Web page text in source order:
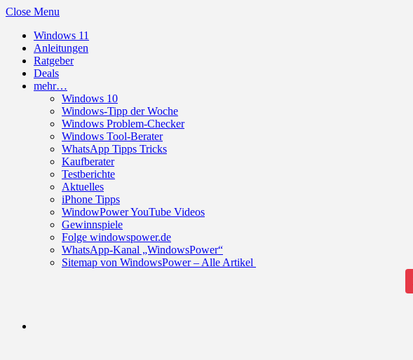
Close Menu
Windows 11
Anleitungen
Ratgeber
Deals
mehr…
Windows 10
Windows-Tipp der Woche
Windows Problem-Checker
Windows Tool-Berater
WhatsApp Tipps Tricks
Kaufberater
Testberichte
Aktuelles
iPhone Tipps
WindowPower YouTube Videos
Gewinnspiele
Folge windowspower.de
WhatsApp-Kanal „WindowsPower“
Sitemap von WindowsPower – Alle Artikel